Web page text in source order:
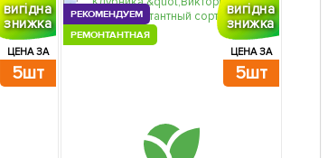
вигідна
знижка
ЦЕНА ЗА
5шт
вигідна
знижка
ЦЕНА ЗА
5шт
РЕКОМЕНДУЕМ
РЕМОНТАНТНАЯ